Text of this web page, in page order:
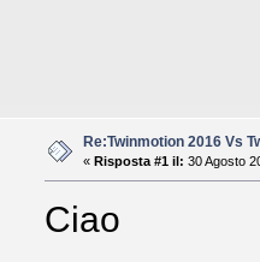
Re:Twinmotion 2016 Vs
« Risposta #1 il: 30 Agosto
Ciao